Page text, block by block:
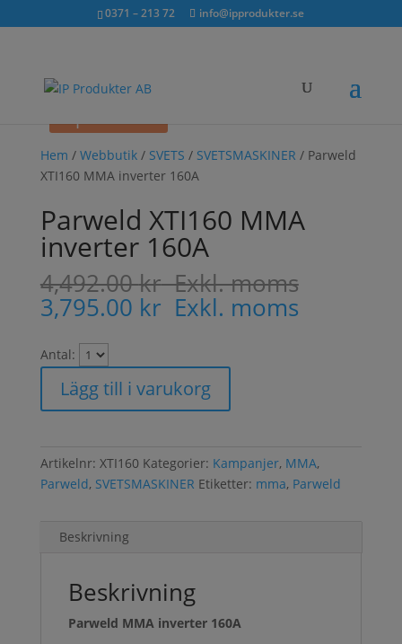
inkl. moms0371 – 213 72 info@ipprodukter.se
Sök...
×
Hem / Webbutik/ SVETS / SVETSMASKINER / Parweld
XTI160 MMA inverter 160A
Parweld XTI160 MMA
inverter 160A
4,492.00krExkl. moms
3,795.00 kr Exkl. moms
Antal:
Lägg till i varukorg
Artikelnr: XTI160 Kategorier: Kampanjer, MMA,
Parweld, SVETSMASKINER Etiketter: mma, Parweld
Beskrivning
Beskrivning
Parweld MMA inverter 160A